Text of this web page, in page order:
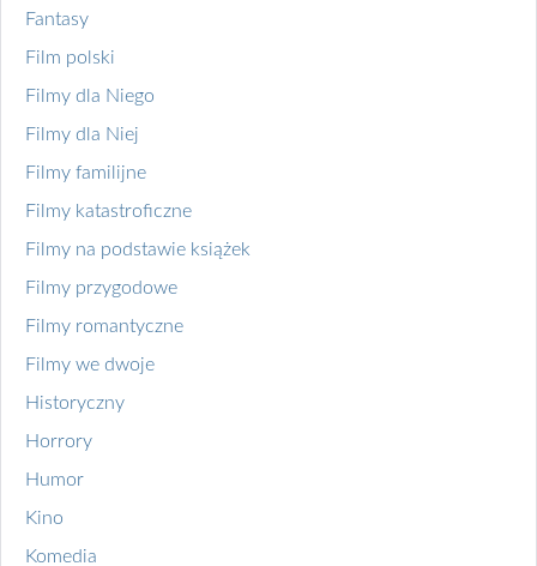
Fantasy
Film polski
Filmy dla Niego
Filmy dla Niej
Filmy familijne
Filmy katastroficzne
Filmy na podstawie książek
Filmy przygodowe
Filmy romantyczne
Filmy we dwoje
Historyczny
Horrory
Humor
Kino
Komedia